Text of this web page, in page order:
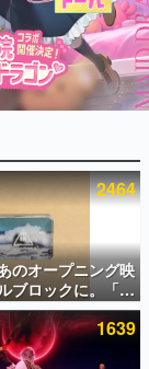
2464
のオープニング映
ブロックに。「東
グッズコレクシ
旬より発売 1639